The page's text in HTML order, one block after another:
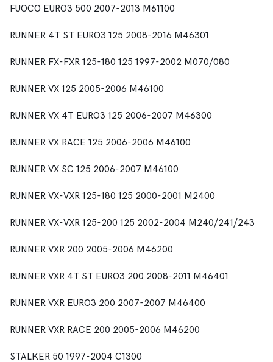
FUOCO EURO3 500 2007-2013 M61100
RUNNER 4T ST EURO3 125 2008-2016 M46301
RUNNER FX-FXR 125-180 125 1997-2002 M070/080
RUNNER VX 125 2005-2006 M46100
RUNNER VX 4T EURO3 125 2006-2007 M46300
RUNNER VX RACE 125 2006-2006 M46100
RUNNER VX SC 125 2006-2007 M46100
RUNNER VX-VXR 125-180 125 2000-2001 M2400
RUNNER VX-VXR 125-200 125 2002-2004 M240/241/243
RUNNER VXR 200 2005-2006 M46200
RUNNER VXR 4T ST EURO3 200 2008-2011 M46401
RUNNER VXR EURO3 200 2007-2007 M46400
RUNNER VXR RACE 200 2005-2006 M46200
STALKER 50 1997-2004 C1300